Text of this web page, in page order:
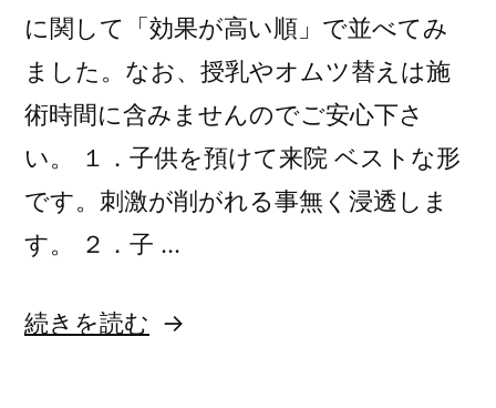
に関して「効果が高い順」で並べてみ
ました。なお、授乳やオムツ替えは施
術時間に含みませんのでご安心下さ
い。 １．子供を預けて来院 ベストな形
です。刺激が削がれる事無く浸透しま
す。 ２．子 …
“余
続きを読む